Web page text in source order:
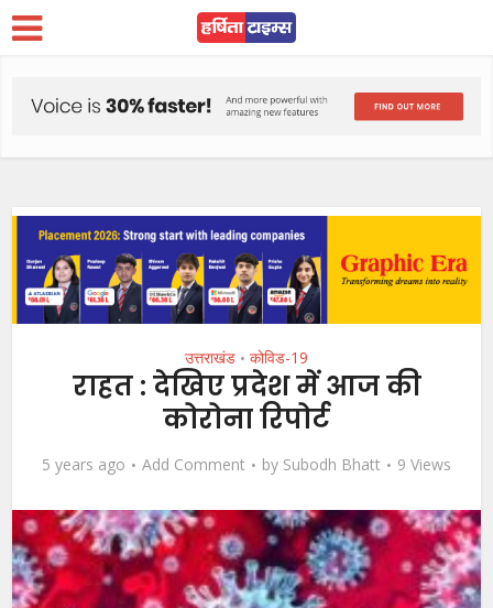
उत्तराखंड • कोविड-19
राहत : देखिए प्रदेश में आज की
कोरोना रिपोर्ट
5 years ago Add Comment by Subodh Bhatt 9 Views